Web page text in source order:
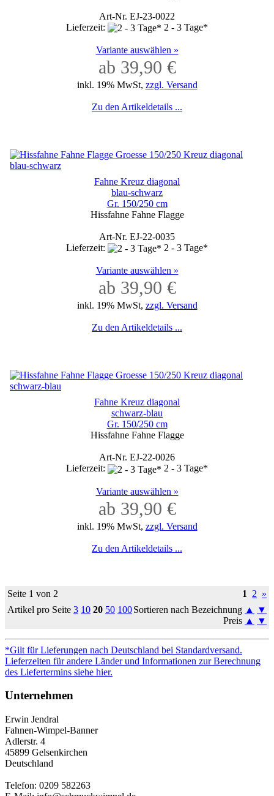
Art-Nr. EJ-23-0022
Lieferzeit:
2 - 3 Tage*
Variante auswählen »
ab 39,90 €
inkl. 19% MwSt, zzgl. Versand
Zu den Artikeldetails ...
Fahne Kreuz diagonal
blau-schwarz
Gr. 150/250 cm
Hissfahne Fahne Flagge
Art-Nr. EJ-22-0035
Lieferzeit:
2 - 3 Tage*
Variante auswählen »
ab 39,90 €
inkl. 19% MwSt, zzgl. Versand
Zu den Artikeldetails ...
Fahne Kreuz diagonal
schwarz-blau
Gr. 150/250 cm
Hissfahne Fahne Flagge
Art-Nr. EJ-22-0026
Lieferzeit:
2 - 3 Tage*
Variante auswählen »
ab 39,90 €
inkl. 19% MwSt, zzgl. Versand
Zu den Artikeldetails ...
Seite 1 von 2 1 2 »
Artikel pro Seite 3 10 20 50 100Sortieren nach Bezeichnung ▲
▼
Preis ▲ ▼
*Gilt für Lieferungen nach Deutschland bei Standardversand.
Lieferzeiten für andere Länder und Informationen zur Berechnung
des Liefertermins siehe hier.
Unternehmen
Erwin Jendral
Fahnen-Wimpel-Banner
Adlerstr. 4
45899 Gelsenkirchen
Deutschland
Telefon: 0209 582263